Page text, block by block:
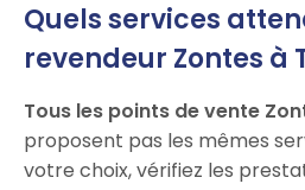
Quels services
revendeur Zontes à
Tous les points de vente
proposent pas les mêmes
votre choix, vérifiez les